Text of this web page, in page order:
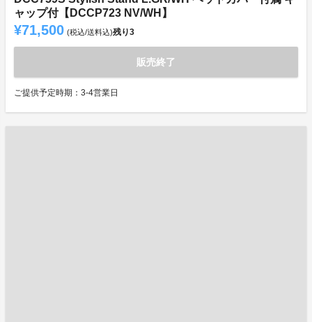
ャップ付【DCCP723 NV/WH】
¥71,500 (税込/送料込)残り3
販売終了
ご提供予定時期：3-4営業日